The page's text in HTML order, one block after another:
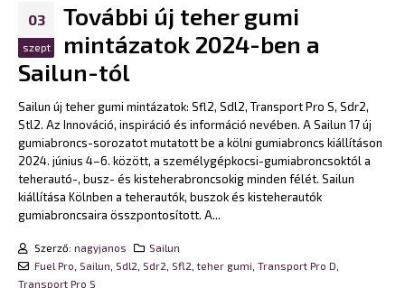
03
szept
További új teher gumi
mintázatok 2024-ben a
Sailun-tól
Sailun új teher gumi mintázatok: Sfl2, Sdl2, Transport Pro S, Sdr2,
Stl2. Az Innováció, inspiráció és információ nevében. A Sailun 17 új
gumiabroncs-sorozatot mutatott be a kölni gumiabroncs kiállításon
2024. június 4–6. között, a személygépkocsi-gumiabroncsoktól a
teherautó-, busz- és kisteherabroncsokig minden félét. Sailun
kiállítása Kölnben a teherautók, buszok és kisteherautók
gumiabroncsaira összpontosított. A...
Szerző: nagyjanos
Sailun
Fuel Pro Sailun Sdl2 Sdr2 Sfl2 ,teher gumi Transport Pro D
Transport Pro S